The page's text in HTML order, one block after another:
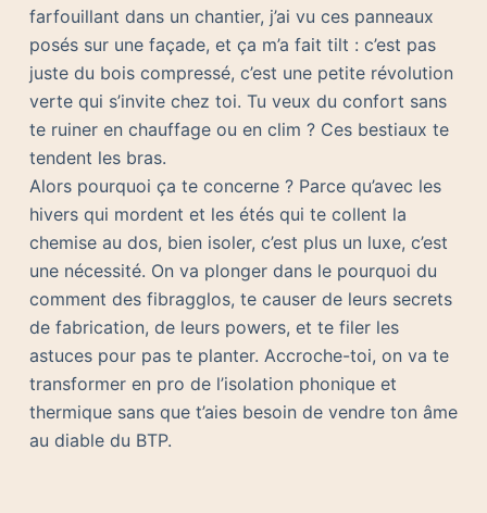
farfouillant dans un chantier, j’ai vu ces panneaux
posés sur une façade, et ça m’a fait tilt : c’est pas
juste du bois compressé, c’est une petite révolution
verte qui s’invite chez toi. Tu veux du confort sans
te ruiner en chauffage ou en clim ? Ces bestiaux te
tendent les bras.
Alors pourquoi ça te concerne ? Parce qu’avec les
hivers qui mordent et les étés qui te collent la
chemise au dos, bien isoler, c’est plus un luxe, c’est
une nécessité. On va plonger dans le pourquoi du
comment des fibragglos, te causer de leurs secrets
de fabrication, de leurs powers, et te filer les
astuces pour pas te planter. Accroche-toi, on va te
transformer en pro de l’isolation phonique et
thermique sans que t’aies besoin de vendre ton âme
au diable du BTP.